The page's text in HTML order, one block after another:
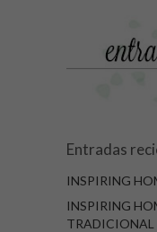
Entradas
INSPIRING
INSPIRING
TRADICIONAL